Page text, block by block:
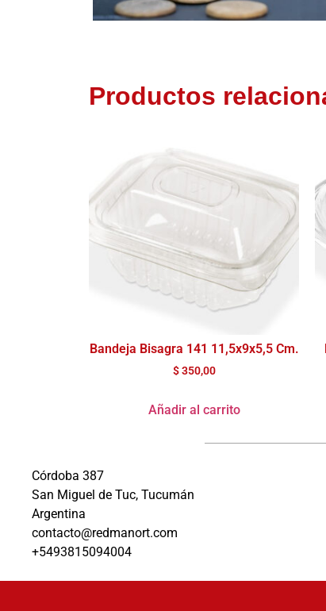
Productos
Bandeja Bisagra 141 11,5x9x5,5 Cm.
$350,00
Añadir al carrito
Córdoba 387
San Miguel de Tuc, Tucumán
Argentina
contacto@redmanort.com
+5493815094004